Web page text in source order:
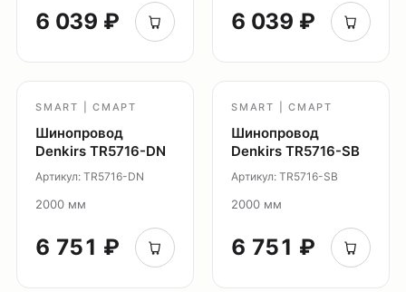
6 039 ₽ 6 039 ₽
SMART | СМАРТ
Шинопровод
Denkirs TR5716-DN
Артикул: TR5716-DN
2000 мм
6 751 ₽
SMART | СМАРТ
Шинопровод
Denkirs TR5716-SB
Артикул: TR5716-SB
2000 мм
6 751 ₽
Контакты
Новости
Главная
Проекты